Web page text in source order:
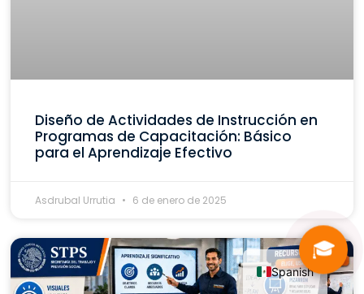
Diseño de Actividades de Instrucción en
Programas de Capacitación: Básico
para el Aprendizaje Efectivo
Asdrubal Urrutia 6 de enero de 2025
🎓
Spanish